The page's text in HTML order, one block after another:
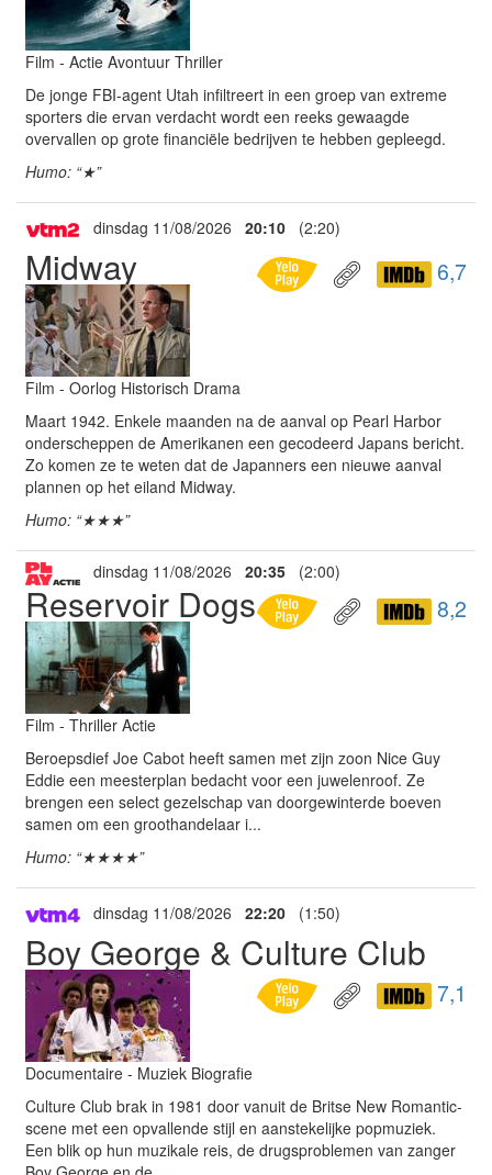
Film - Actie Avontuur Thriller
De jonge FBI-agent Utah infiltreert in een groep van extreme
sporters die ervan verdacht wordt een reeks gewaagde
overvallen op grote financiële bedrijven te hebben gepleegd.
Humo: “★”
dinsdag 11/08/2026 20:10 (2:20)
Midway 6,7
Film - Oorlog Historisch Drama
Maart 1942. Enkele maanden na de aanval op Pearl Harbor
onderscheppen de Amerikanen een gecodeerd Japans bericht.
Zo komen ze te weten dat de Japanners een nieuwe aanval
plannen op het eiland Midway.
Humo: “★★★”
dinsdag 11/08/2026 20:35 (2:00)
Reservoir Dogs 8,2
Film - Thriller Actie
Beroepsdief Joe Cabot heeft samen met zijn zoon Nice Guy
Eddie een meesterplan bedacht voor een juwelenroof. Ze
brengen een select gezelschap van doorgewinterde boeven
samen om een groothandelaar i...
Humo: “★★★★”
dinsdag 11/08/2026 22:20 (1:50)
Boy George & Culture Club
7,1
Documentaire - Muziek Biografie
Culture Club brak in 1981 door vanuit de Britse New Romantic-
scene met een opvallende stijl en aanstekelijke popmuziek.
Een blik op hun muzikale reis, de drugsproblemen van zanger